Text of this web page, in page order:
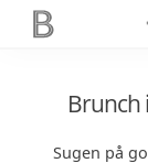
Brunch
Sugen på